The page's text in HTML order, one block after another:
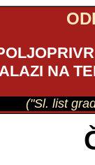
NA
("Sl. list